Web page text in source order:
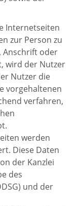
Internetseiten
zur Person zu
Anschrift oder
wird der Nutzer
Nutzer die
vorgehaltenen
verfahren,
werden
Diese Daten
der Kanzlei
des
und der